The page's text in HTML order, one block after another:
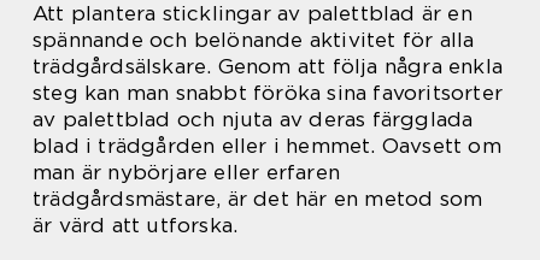
Att plantera sticklingar av palettblad är en
spännande och belönande aktivitet för alla
trädgårdsälskare. Genom att följa några enkla
steg kan man snabbt föröka sina favoritsorter
av palettblad och njuta av deras färgglada
blad i trädgården eller i hemmet. Oavsett om
man är nybörjare eller erfaren
trädgårdsmästare, är det här en metod som
är värd att utforska.